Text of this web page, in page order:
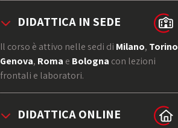
DIDATTICA IN SEDE
Il corso è attivo nelle sedi di Milano, Torino
Genova, Roma e Bologna con lezioni
frontali e laboratori.
DIDATTICA ONLINE